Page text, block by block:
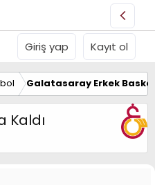
Giriş yap Kayıt ol
Galatasaray Erkek
Kaldı